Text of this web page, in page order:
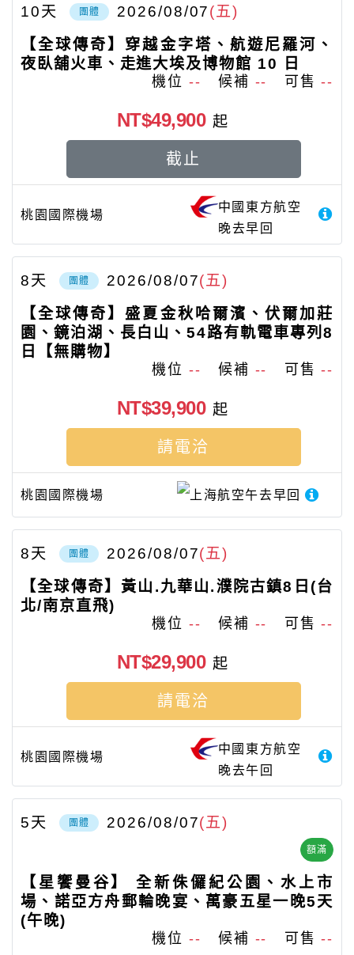
團體 2026/08/07(五)
10天
【全球傳奇】穿越金字塔、航遊尼羅河、
夜臥舖火車、走進大埃及博物館 10 日
機位 -- 候補 -- 可售--
桃園國際機場
中國東方航空
晚去早回
NT$49,900 起
截止
團體 2026/08/07(五)
8天
【全球傳奇】盛夏金秋哈爾濱、伏爾加莊
園、鏡泊湖、長白山、54路有軌電車專列8
日【無購物】
機位 -- 候補 -- 可售--
桃園國際機場 上海航空午去早回
NT$39,900 起
請電洽
團體 2026/08/07(五)
8天
【全球傳奇】黃山.九華山.濮院古鎮8日(台
北/南京直飛)
機位 -- 候補 -- 可售--
桃園國際機場
中國東方航空
晚去午回
NT$29,900 起
請電洽
額滿
團體 2026/08/07(五)
5天
【星饗曼谷】 全新侏儸紀公園、水上市
場、諾亞方舟郵輪晚宴、萬豪五星一晚5天
(午晚)
機位 -- 候補 -- 可售--